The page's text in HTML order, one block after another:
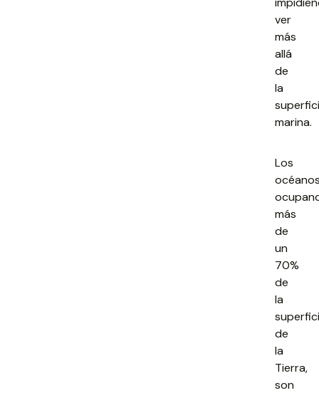
ver
más
allá
de
la
marina.
Los
más
de
un
70%
de
la
de
la
Tierra,
son